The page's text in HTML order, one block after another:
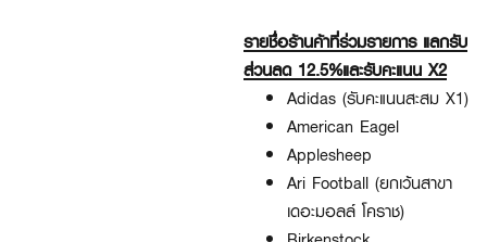
รายชื่อร้านค้าที่ร่วมรายการ แลกรับ
ส่วนลด 12.5%และรับคะแนน X2
Adidas (รับคะแนนสะสม X1)
American Eagel
Applesheep
Ari Football (ยกเว้นสาขา
เดอะมอลล์ โคราช)